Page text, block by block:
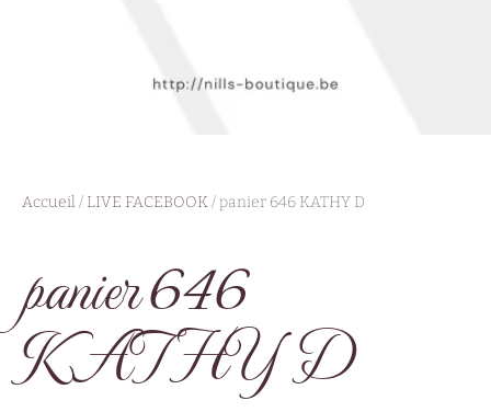
Accueil/ LIVE FACEBOOK/ panier 646 KATHY D
panier 646
KATHY D